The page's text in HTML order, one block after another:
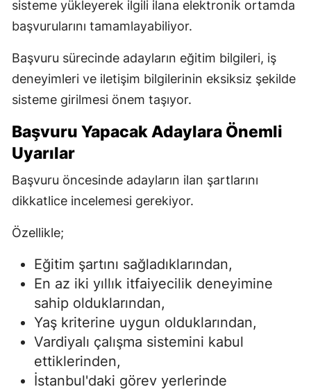
sisteme yükleyerek ilgili ilana elektronik ortamda
başvurularını tamamlayabiliyor.
Başvuru sürecinde adayların eğitim bilgileri, iş
deneyimleri ve iletişim bilgilerinin eksiksiz şekilde
sisteme girilmesi önem taşıyor.
Başvuru Yapacak Adaylara Önemli
Uyarılar
Başvuru öncesinde adayların ilan şartlarını
dikkatlice incelemesi gerekiyor.
Özellikle;
Eğitim şartını sağladıklarından,
En az iki yıllık itfaiyecilik deneyimine
sahip olduklarından,
Yaş kriterine uygun olduklarından,
Vardiyalı çalışma sistemini kabul
ettiklerinden,
İstanbul'daki görev yerlerinde